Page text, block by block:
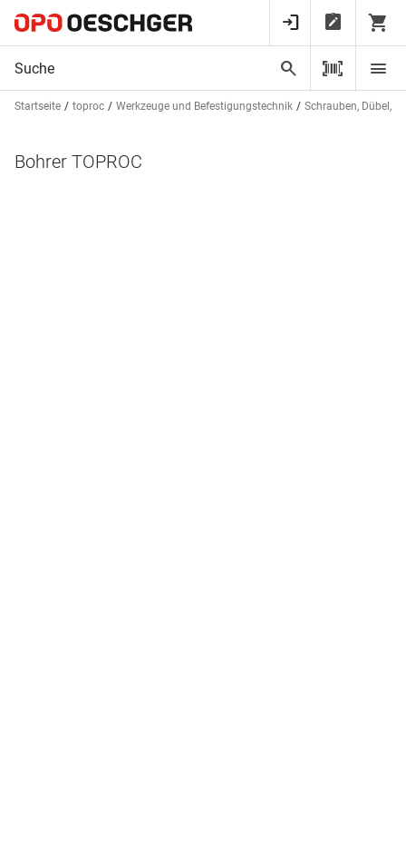
Startseite toproc Werkzeuge und Befestigungstechnik Schrauben, Dübel,
Bohrer TOPROC